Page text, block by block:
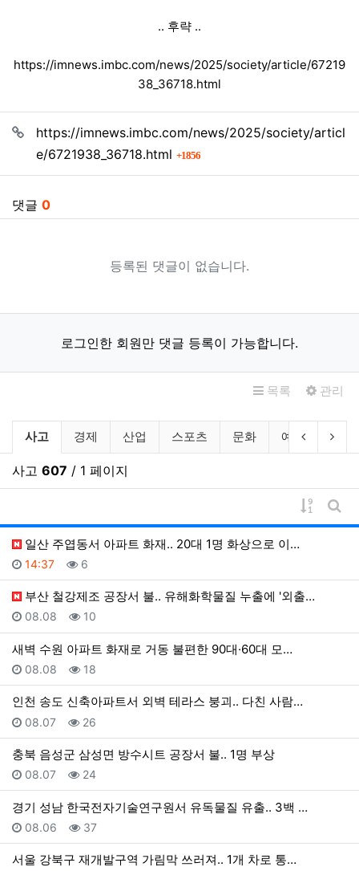
.. 후략 ..
https://imnews.imbc.com/news/2025/society/article/67219
38_36718.html
관련자료
https://imnews.imbc.com/news/2025/society/articl
e/6721938_36718.html
1856회 연결
댓글 0
등록된 댓글이 없습니다.
로그인한 회원만 댓글 등록이 가능합니다.
목록 관리
뉴스 분류 목록
현재 분류
사고 경제 산업 스포츠 문화 예술 기타
이전 분류
다
사고 607 / 1 페이지
게시물
게
일산 주엽동서 아파트 화재.. 20대 1명 화상으로 이…
등록일
14:37 조회
6
부산 철강제조 공장서 불.. 유해화학물질 누출에 '외출…
등록일
08.08 조회
10
새벽 수원 아파트 화재로 거동 불편한 90대·60대 모…
등록일
08.08 조회
18
인천 송도 신축아파트서 외벽 테라스 붕괴.. 다친 사람…
등록일
08.07 조회
26
충북 음성군 삼성면 방수시트 공장서 불.. 1명 부상
등록일
08.07 조회
24
경기 성남 한국전자기술연구원서 유독물질 유출.. 3백 …
등록일
08.06 조회
37
서울 강북구 재개발구역 가림막 쓰러져.. 1개 차로 통…